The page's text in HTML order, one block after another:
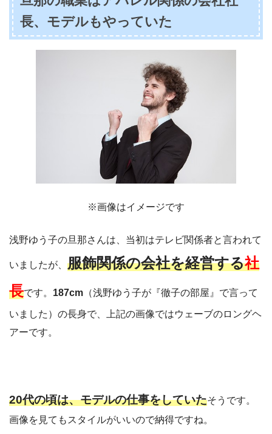
長、モデルもやっていた
※画像はイメージです
浅野ゆう子の旦那さんは、当初はテレビ関係者と言われて
いましたが、 服飾関係の会社を経営する社
長です。 187cm （浅野ゆう子が『徹子の部屋』で言って
いました）の長身で、上記の画像ではウェーブのロングヘ
アーです。
20代の頃は、モデルの仕事をしていたそうです。
画像を見てもスタイルがいいので納得ですね。